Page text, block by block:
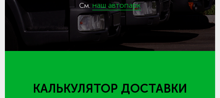
См. наш автопарк
КАЛЬКУЛЯТОР ДОСТАВКИ